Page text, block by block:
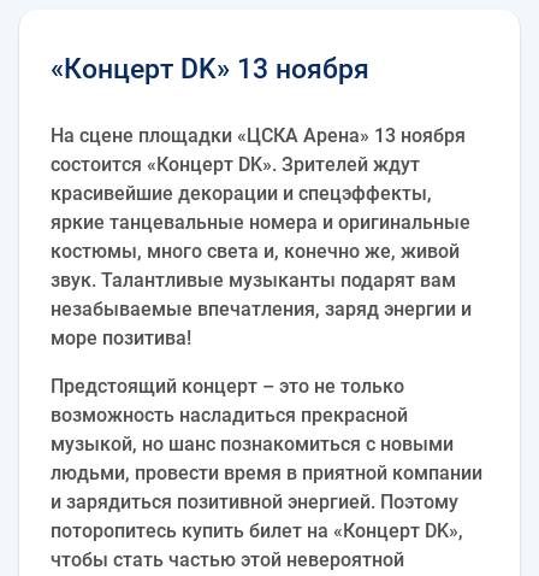
«Концерт DK» 13 ноября
На сцене площадки «ЦСКА Арена» 13 ноября
состоится «Концерт DK». Зрителей ждут
красивейшие декорации и спецэффекты,
яркие танцевальные номера и оригинальные
костюмы, много света и, конечно же, живой
звук. Талантливые музыканты подарят вам
незабываемые впечатления, заряд энергии и
море позитива!
Предстоящий концерт – это не только
возможность насладиться прекрасной
музыкой, но шанс познакомиться с новыми
людьми, провести время в приятной компании
и зарядиться позитивной энергией. Поэтому
поторопитесь купить билет на «Концерт DK»,
чтобы стать частью этой невероятной